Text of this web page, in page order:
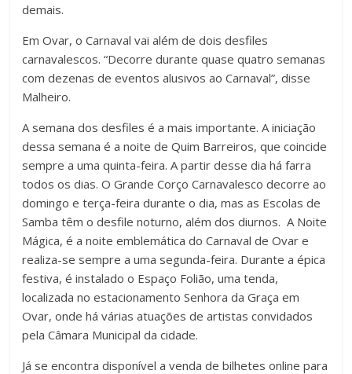
demais.
Em Ovar, o Carnaval vai além de dois desfiles
carnavalescos. “Decorre durante quase quatro semanas
com dezenas de eventos alusivos ao Carnaval”, disse
Malheiro.
A semana dos desfiles é a mais importante. A iniciação
dessa semana é a noite de Quim Barreiros, que coincide
sempre a uma quinta-feira. A partir desse dia há farra
todos os dias. O Grande Corço Carnavalesco decorre ao
domingo e terça-feira durante o dia, mas as Escolas de
Samba têm o desfile noturno, além dos diurnos. A Noite
Mágica, é a noite emblemática do Carnaval de Ovar e
realiza-se sempre a uma segunda-feira. Durante a épica
festiva, é instalado o Espaço Folião, uma tenda,
localizada no estacionamento Senhora da Graça em
Ovar, onde há várias atuações de artistas convidados
pela Câmara Municipal da cidade.
Já se encontra disponível a venda de bilhetes online para